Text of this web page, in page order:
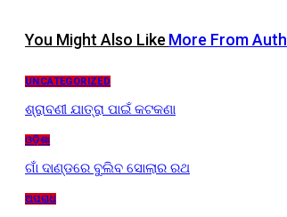
You Might Also Like More From
UNCATEGORIZED
ଶ୍ରାବଣୀ ଯାତ୍ରା ପାଇଁ କଟକଣା
ଓଡ଼ିଶା
ଗାଁ ଦାଣ୍ଡରେ ବୁଲିବ ସୋଲାର ରଥ
ଅପରାଧ